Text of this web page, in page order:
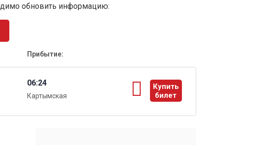
обновить информацию:
Прибытие:
06:24
Картымская
Купить
билет
ы